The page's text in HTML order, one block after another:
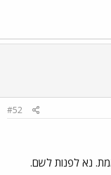
#52
נא לפנות לשם.